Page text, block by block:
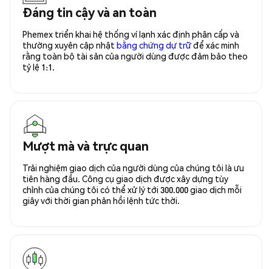
Đáng tin cậy và an toàn
Phemex triển khai hệ thống ví lạnh xác định phân cấp và
thường xuyên cập nhật bằng chứng dự trữđể xác minh
rằng toàn bộ tài sản của người dùng được đảm bảo theo
tỷ lệ 1:1.
Mượt mà và trực quan
Trải nghiệm giao dịch của người dùng của chúng tôi là ưu
tiên hàng đầu. Công cụ giao dịch được xây dựng tùy
chỉnh của chúng tôi có thể xử lý tới 300.000 giao dịch mỗi
giây với thời gian phản hồi lệnh tức thời.